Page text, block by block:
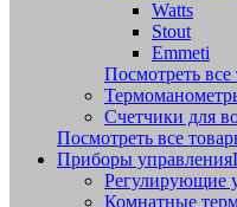
Watts
Stout
Emmeti
Посмотреть все
Счетчики для
Посмотреть все
Приборы управления
Регулирующие
Комнатные